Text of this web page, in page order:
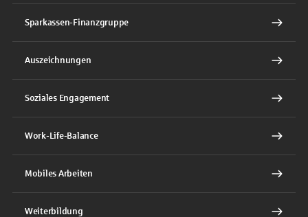
Sparkassen-Finanzgruppe
Auszeichnungen
Soziales Engagement
Work-Life-Balance
Mobiles Arbeiten
Weiterbildung